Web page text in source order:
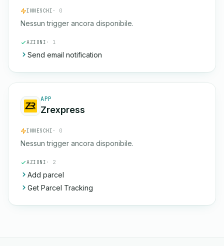
INNESCHI · 0
Nessun trigger ancora disponibile.
AZIONI · 1
Send email notification
APP
Zrexpress
INNESCHI · 0
Nessun trigger ancora disponibile.
AZIONI · 2
Add parcel
Get Parcel Tracking